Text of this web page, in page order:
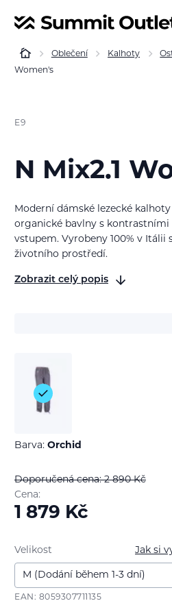
Oblečení Kalhoty
Women's
E9
N Mix2.1
Moderní dámské lezecké
organické bavlny s
vstupem. Vyrobeny 100% v Itálii
životního prostředí.
Zobrazit celý popis
Barva: Orchid
Doporučená cena: 2 890Kč
Cena:
1 879 Kč
Jak si
Velikost
EAN: 8059307711135